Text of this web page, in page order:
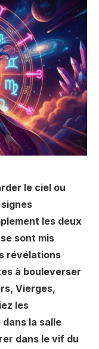
le ciel ou
les deux
sont mis
révélations
à bouleverser
Vierges,
les
la salle
dans le vif du